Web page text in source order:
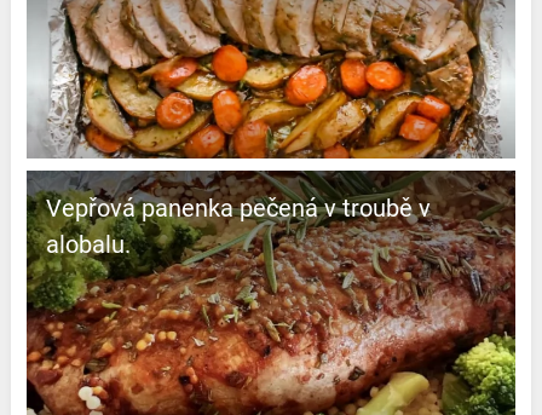
Vepřová panenka pečená v troubě v
alobalu.